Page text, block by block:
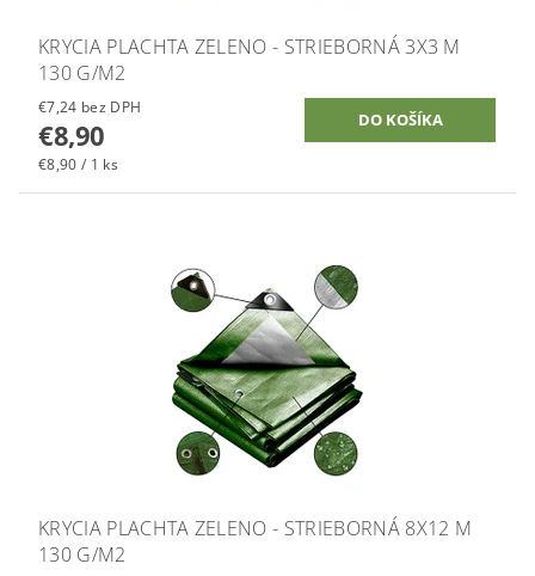
KRYCIA PLACHTA ZELENO - STRIEBORNÁ 3X3 M
130 G/M2
€7,24 bez DPH
€8,90
€8,90 / 1 ks
KRYCIA PLACHTA ZELENO - STRIEBORNÁ 8X12 M
130 G/M2